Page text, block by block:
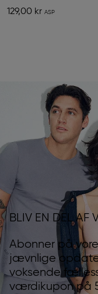
129,00 kr
BLIV EN DEL AF
Abonner på
jævnlige
voksende
værdikupon på